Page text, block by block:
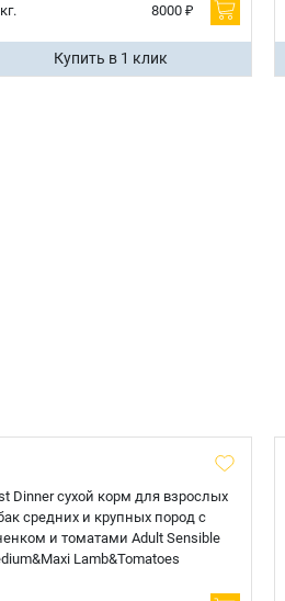
8000 ₽
Купить в 1 клик
Dinner сухой корм для взрослых
средних и крупных пород с
и томатами Adult Sensible
Lamb&Tomatoes